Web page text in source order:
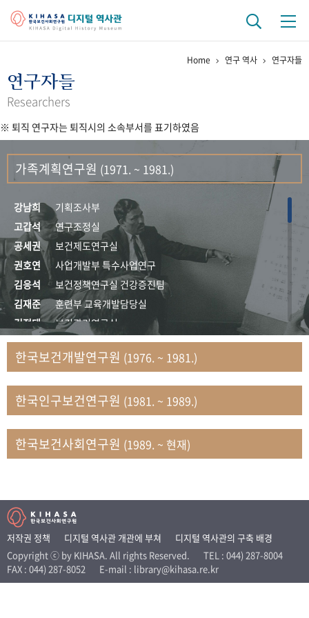
걸어온 길 기관 변천사
연구 역사
정책과 연구 키워드로 보는 연구 역사
연구자들
간행물 변천사
기록물 아카이브
사진 아카이브 문서 기록물 행정박물 영상 기록물
50+1주년 기념
성과 50선 숫자로 보는 50년
세계와 함께 한 KIHASA
VR 역사관
Home 연구 역사 연구자들
연구자들
Researchers
※ 퇴직 연구자는 퇴직시의 소속부서를 표기하였음
가족계획연구원 (1971. ~ 1981.)
강남희
기획조사부
고갑석
연구조정실
공세권
보건제도연구실
권호연
사업개발부 특수사업연구
김응석
보건정책연구실 건강증진팀
김재준
훈련부 교육개발담당실
김정태
보건관리연구실
김지자
연구부 사회개발담당실
김태룡
조사평가부 연구과
문현상
가족복지연구실 인구가족연구팀
박인화
보건정책연구실
박재빈
연구부 인구역학담당실
변종화
보건정책연구실 건강증진팀
송건용
보건정책연구실
송태민
정보통계연구실 빅데이터연구센터
신희설
사업개발부 국제협력연구실
이규식
의료보험연구실
이문기
훈련부
한국보건개발연구원 (1976. ~ 1981.)
한국인구보건연구원 (1981. ~ 1989.)
한국보건사회연구원 (1989. ~ 현재)
저작권 정책 디지털 역사관 개관에 부쳐
디지털 역사관의 구축 배경
Copyright ⓒ by KIHASA. All rights Reserved.
TEL : 044) 287-8004
FAX : 044) 287-8052
E-mail : library@kihasa.re.kr